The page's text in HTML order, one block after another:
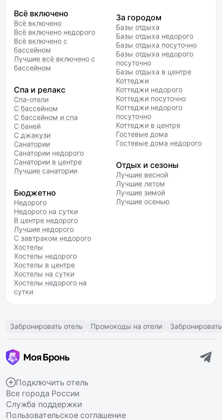
Всё включено
Всё включено
Всё включено недорого
Всё включено с
бассейном
Лучшие всё включено с
бассейном
Спа и релакс
Спа-отели
С бассейном
С бассейном и спа
С баней
С джакузи
Санатории
Санатории недорого
Санатории в центре
Лучшие санатории
Бюджетно
Недорого
Недорого на сутки
В центре недорого
Лучшие недорого
С завтраком недорого
Хостелы
Хостелы недорого
Хостелы в центре
Хостелы на сутки
Хостелы недорого на
сутки
За городом
Базы отдыха
Базы отдыха недорого
Базы отдыха посуточно
Базы отдыха недорого
посуточно
Базы отдыха в центре
Коттеджи
Коттеджи недорого
Коттеджи посуточно
Коттеджи недорого
посуточно
Коттеджи в центре
Гостевые дома
Гостевые дома недорого
Отдых и сезоны
Лучшие весной
Лучшие летом
Лучшие зимой
Лучшие осенью
Забронировать отель Промокоды на отели
Подключить отель
Все города России
Служба поддержки
Пользовательское соглашение